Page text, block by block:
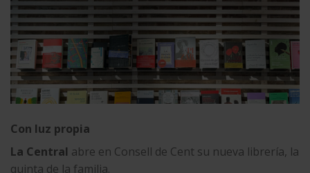
Con luz propia
La Central abre en Consell de Cent su nueva librería, la
quinta de la familia.